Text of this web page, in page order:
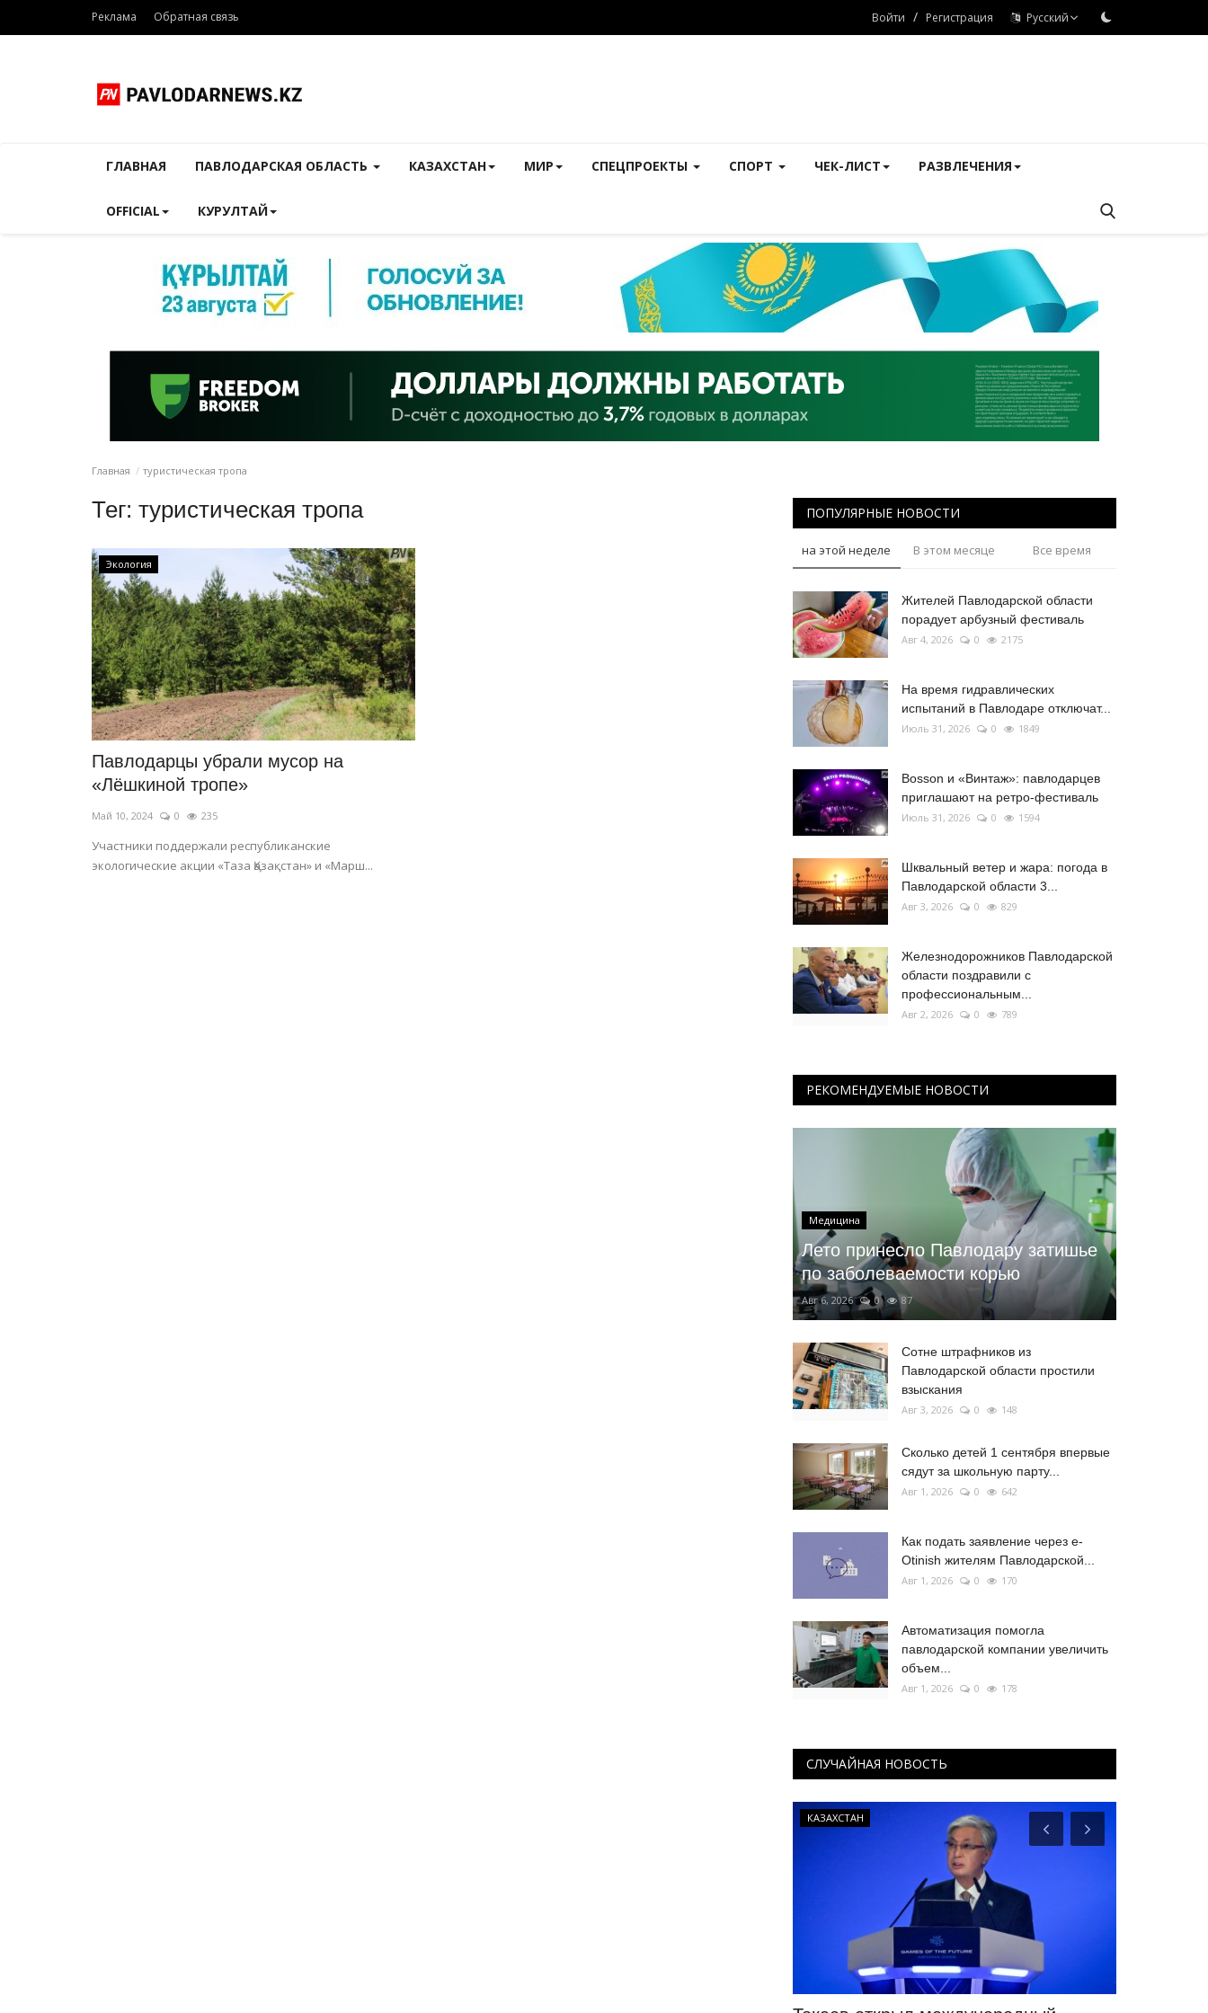
Реклама Обратная связь Войти / Регистрация Русский
ГЛАВНАЯ ПАВЛОДАРСКАЯ ОБЛАСТЬ КАЗАХСТАН МИР СПЕЦПРОЕКТЫ СПОРТ ЧЕК-ЛИСТ РАЗВЛЕЧЕНИЯ
OFFICIAL КУРУЛТАЙ
Главная туристическая тропа
Тег: туристическая тропа
Экология
Павлодарцы убрали мусор на
«Лёшкиной тропе»
Май 10, 2024 0 235
Участники поддержали республиканские
экологические акции «Таза Қазақстан» и «Марш...
ПОПУЛЯРНЫЕ НОВОСТИ
на этой неделе В этом месяце Все время
Жителей Павлодарской области
порадует арбузный фестиваль
Авг 4, 2026 0 2175
На время гидравлических
испытаний в Павлодаре отключат...
Июль 31, 2026 0 1849
Bosson и «Винтаж»: павлодарцев
приглашают на ретро-фестиваль
Июль 31, 2026 0 1594
Шквальный ветер и жара: погода в
Павлодарской области 3...
Авг 3, 2026 0 829
Железнодорожников Павлодарской
области поздравили с
профессиональным...
Авг 2, 2026 0 789
РЕКОМЕНДУЕМЫЕ НОВОСТИ
Медицина
Лето принесло Павлодару затишье
по заболеваемости корью
Авг 6, 2026 0 87
Сотне штрафников из
Павлодарской области простили
взыскания
Авг 3, 2026 0 148
Сколько детей 1 сентября впервые
сядут за школьную парту...
Авг 1, 2026 0 642
Как подать заявление через e-
Otinish жителям Павлодарской...
Авг 1, 2026 0 170
Автоматизация помогла
павлодарской компании увеличить
объем...
Авг 1, 2026 0 178
СЛУЧАЙНАЯ НОВОСТЬ
КАЗАХСТАН